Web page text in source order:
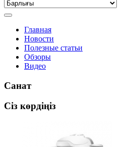
Главная
Новости
Полезные статьи
Обзоры
Видео
Санат
Сіз көрдіңіз